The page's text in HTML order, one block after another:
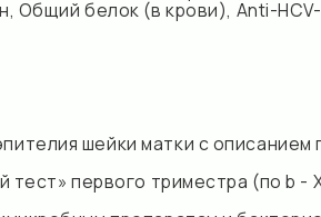
матки с описанием по
триместра (по b - ХГЧ
препаратам и бактериофагам
исследование
ПЦР, Trichomonas vaginalis ПЦР